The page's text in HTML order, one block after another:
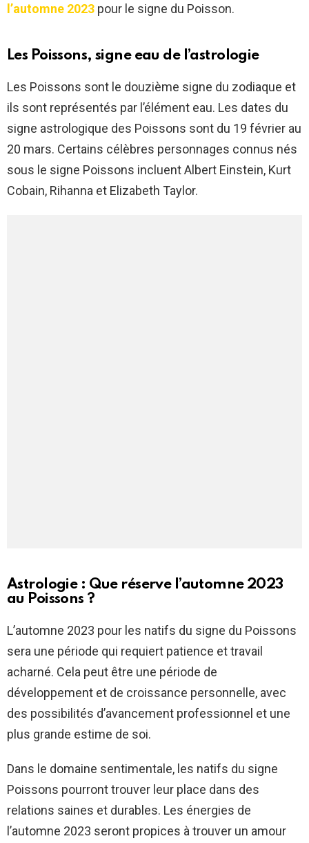
l’automne 2023 pour le signe du Poisson.
Les Poissons, signe eau de l’astrologie
Les Poissons sont le douzième signe du zodiaque et
ils sont représentés par l’élément eau. Les dates du
signe astrologique des Poissons sont du 19 février au
20 mars. Certains célèbres personnages connus nés
sous le signe Poissons incluent Albert Einstein, Kurt
Cobain, Rihanna et Elizabeth Taylor.
Astrologie : Que réserve l’automne 2023
au Poissons ?
L’automne 2023 pour les natifs du signe du Poissons
sera une période qui requiert patience et travail
acharné. Cela peut être une période de
développement et de croissance personnelle, avec
des possibilités d’avancement professionnel et une
plus grande estime de soi.
Dans le domaine sentimentale, les natifs du signe
Poissons pourront trouver leur place dans des
relations saines et durables. Les énergies de
l’automne 2023 seront propices à trouver un amour